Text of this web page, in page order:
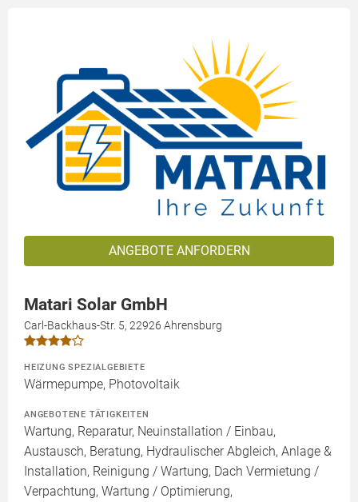
ANGEBOTE ANFORDERN
Matari Solar GmbH
Carl-Backhaus-Str. 5, 22926 Ahrensburg
HEIZUNG SPEZIALGEBIETE
Wärmepumpe, Photovoltaik
ANGEBOTENE TÄTIGKEITEN
Wartung, Reparatur, Neuinstallation / Einbau,
Austausch, Beratung, Hydraulischer Abgleich, Anlage &
Installation, Reinigung / Wartung, Dach Vermietung /
Verpachtung, Wartung / Optimierung,